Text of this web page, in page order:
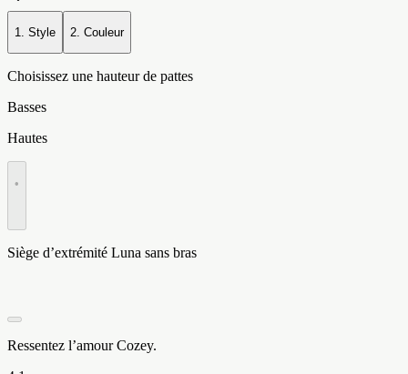
1. Style 2. Couleur
Choisissez une hauteur de pattes
Basses
Hautes
•
Siège d’extrémité Luna sans bras
Ressentez l’amour Cozey.